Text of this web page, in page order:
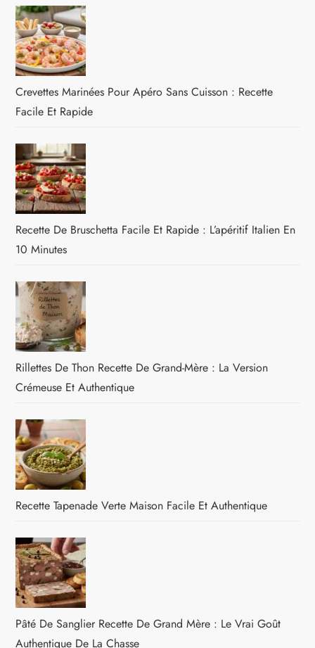
Crevettes Marinées Pour Apéro Sans Cuisson : Recette
Facile Et Rapide
Recette De Bruschetta Facile Et Rapide : L’apéritif Italien En
10 Minutes
Rillettes De Thon Recette De Grand-Mère : La Version
Crémeuse Et Authentique
Recette Tapenade Verte Maison Facile Et Authentique
Pâté De Sanglier Recette De Grand Mère : Le Vrai Goût
Authentique De La Chasse